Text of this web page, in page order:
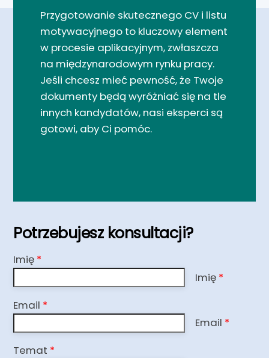
Przygotowanie skutecznego CV i listu
motywacyjnego to kluczowy element
w procesie aplikacyjnym, zwłaszcza
na międzynarodowym rynku pracy.
Jeśli chcesz mieć pewność, że Twoje
dokumenty będą wyróżniać się na tle
innych kandydatów, nasi eksperci są
gotowi, aby Ci pomóc.
Potrzebujesz konsultacji?
Imię *
Imię *
Email *
Email *
Temat *